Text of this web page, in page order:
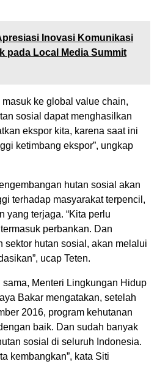
Inovasi Komunikasi
pada Local Media Summit
ke global value chain,
sosial dapat menghasilkan
ekspor kita, karena saat ini
ketimbang ekspor”, ungkap
hutan sosial akan
terhadap masyarakat terpencil,
yang terjaga. “Kita perlu
perbankan. Dan
sektor hutan sosial, akan melalui
ucap Teten.
Menteri Lingkungan Hidup
Bakar mengatakan, setelah
2016, program kehutanan
baik. Dan sudah banyak
sosial di seluruh Indonesia.
kembangkan”, kata Siti